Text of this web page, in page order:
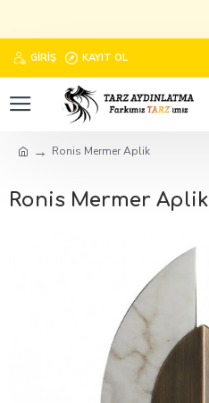
GIRIŞ KAYIT OL
Ronis Mermer Aplik
Ronis Mermer Aplik